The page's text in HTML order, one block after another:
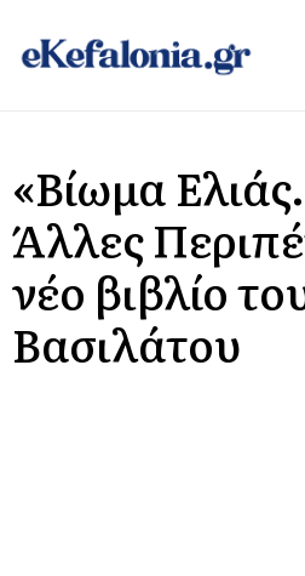
«Βίωμα
Άλλες
νέο βιβλίο
Βασιλάτου